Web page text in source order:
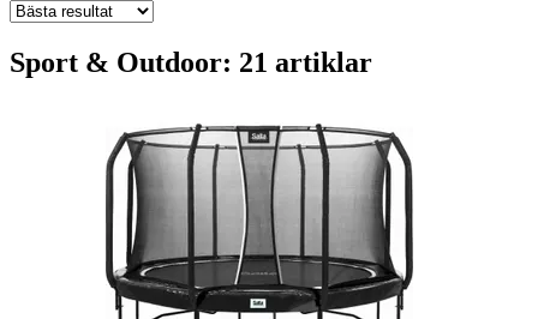
Sport & Outdoor: 21 artiklar